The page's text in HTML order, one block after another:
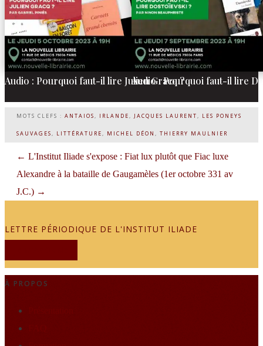
Audio : Pourquoi faut-il lire Julien Gracq ?Audio : Pourquoi faut-il lire
MOTS CLEFS : ANTAIOS, IRLANDE, JACQUES LAURENT, LES PONEYS
SAUVAGES, LITTÉRATURE, MICHEL DÉON , THIERRY MAULNIER
← L'Institut Iliade s'expose : Fiat lux plutôt que Fiac luxe
Alexandre à la bataille de Gaugamèles (1er octobre 331 av
J.C.) →
LETTRE PÉRIODIQUE DE L'INSTITUT ILIADE
À PROPOS